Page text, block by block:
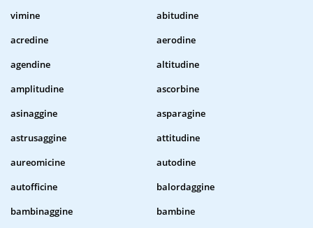
vimine
abitudine
acredine
aerodine
agendine
altitudine
amplitudine
ascorbine
asinaggine
asparagine
astrusaggine
attitudine
aureomicine
autodine
autofficine
balordaggine
bambinaggine
bambine